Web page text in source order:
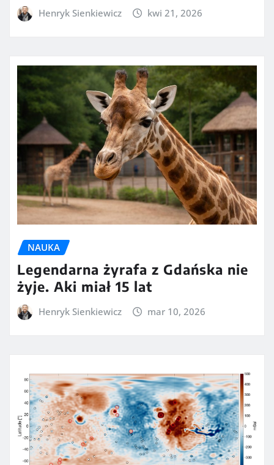
Henryk Sienkiewicz kwi 21, 2026
NAUKA
Legendarna żyrafa z Gdańska nie
żyje. Aki miał 15 lat
Henryk Sienkiewicz mar 10, 2026